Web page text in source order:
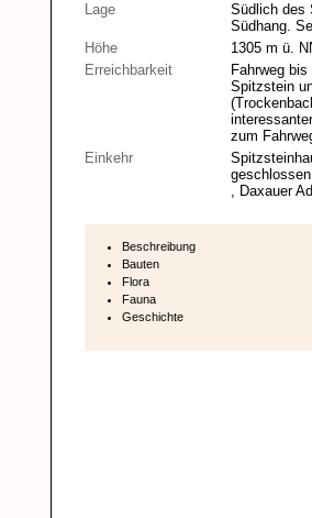
Lage
Südlich des
Südhang.
Höhe
1305 m ü.
Erreichbarkeit
Fahrweg
Spitzstein
zum
Einkehr
, Daxauer
Beschreibung
Bauten
Flora
Fauna
Geschichte